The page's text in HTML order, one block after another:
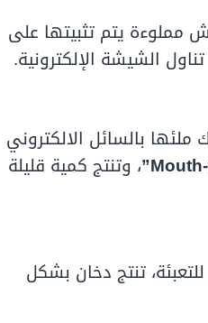
مملوءة يتم تثبيتها على
الشيشة الإلكترونية.
بالسائل الالكتروني
، وتنتج كمية قليلة
تنتج دخان بشكل